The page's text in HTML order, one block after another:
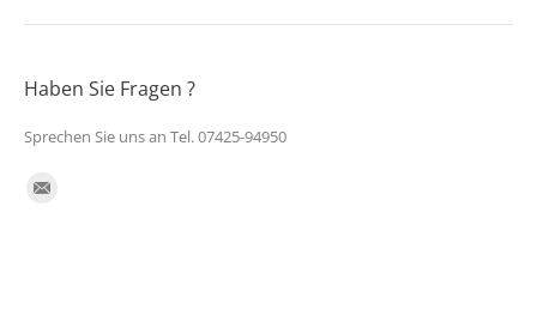
Haben Sie Fragen ?
Sprechen Sie uns an Tel. 07425-94950
Finden Sie uns auf: